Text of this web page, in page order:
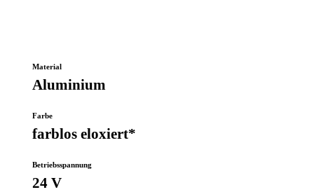
Material
Aluminium
Farbe
farblos eloxiert*
Betriebsspannung
24 V